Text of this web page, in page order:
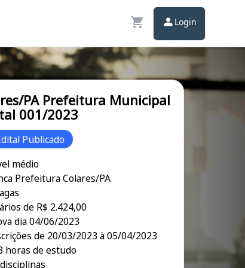
Login
PA Prefeitura Municipal
001/2023
Publicado
médio
Prefeitura Colares/PA
de R$ 2.424,00
dia 04/06/2023
de 20/03/2023 à 05/04/2023
horas de estudo